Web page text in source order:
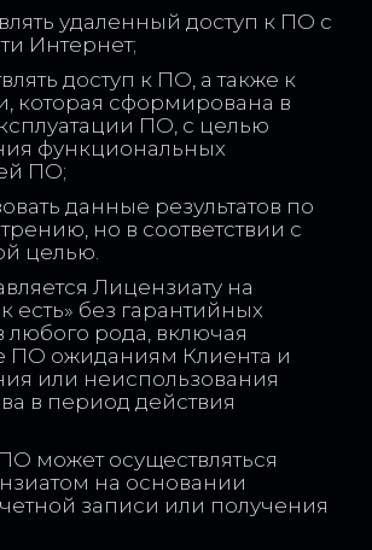
удаленный доступ к ПО с
Интернет;
доступ к ПО, а также к
которая сформирована в
ПО, с целью
функциональных
ПО;
данные результатов по
но в соответствии с
целью.
Лицензиату на
есть» без гарантийных
любого рода, включая
ПО ожиданиям Клиента и
или неиспользования
в период действия
может осуществляться
на основании
записи или получения